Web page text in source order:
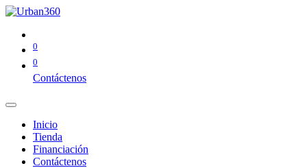
0
0
Contáctenos
Inicio
Tienda
Financiación
Contáctenos